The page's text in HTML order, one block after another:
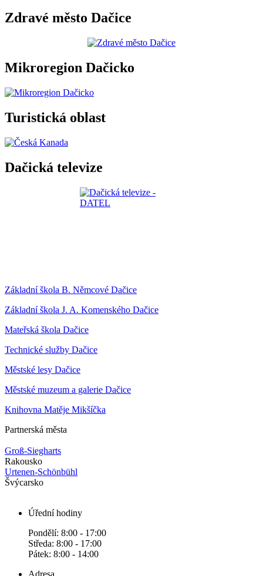
Zdravé město Dačice
Mikroregion Dačicko
Turistická oblast
Dačická televize
Základní škola B. Němcové Dačice
Základní škola J. A. Komenského Dačice
Mateřská škola Dačice
Technické služby Dačice
Městské lesy Dačice
Městské muzeum a galerie Dačice
Knihovna Matěje Mikšíčka
Partnerská města
Groß-Siegharts
Rakousko
Urtenen-Schönbühl
Švýcarsko
Úřední hodiny
Pondělí: 8:00 - 17:00
Středa: 8:00 - 17:00
Pátek: 8:00 - 14:00
Adresa